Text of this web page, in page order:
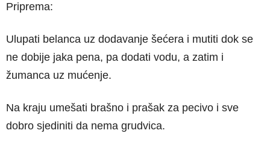
Priprema:
Ulupati belanca uz dodavanje šećera i mutiti dok se
ne dobije jaka pena, pa dodati vodu, a zatim i
žumanca uz mućenje.
Na kraju umešati brašno i prašak za pecivo i sve
dobro sjediniti da nema grudvica.